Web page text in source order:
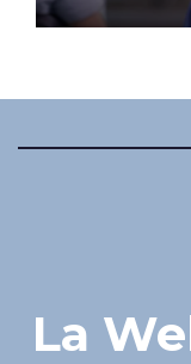
La